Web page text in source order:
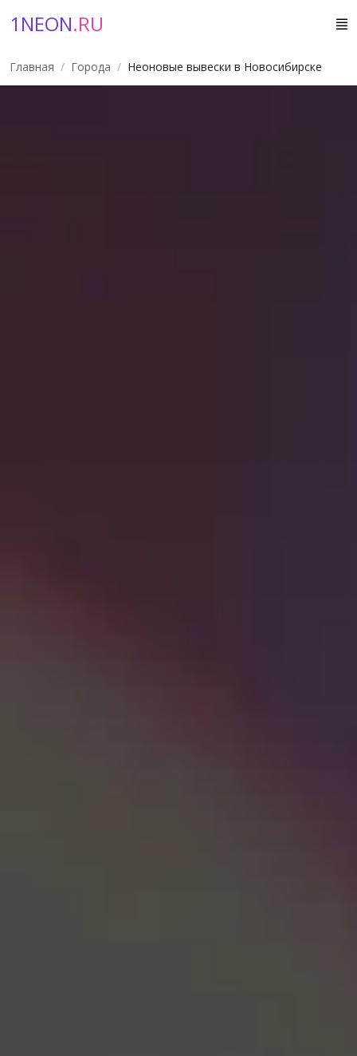
1NEON.RU
Главная Города Неоновые вывески в Новосибирске